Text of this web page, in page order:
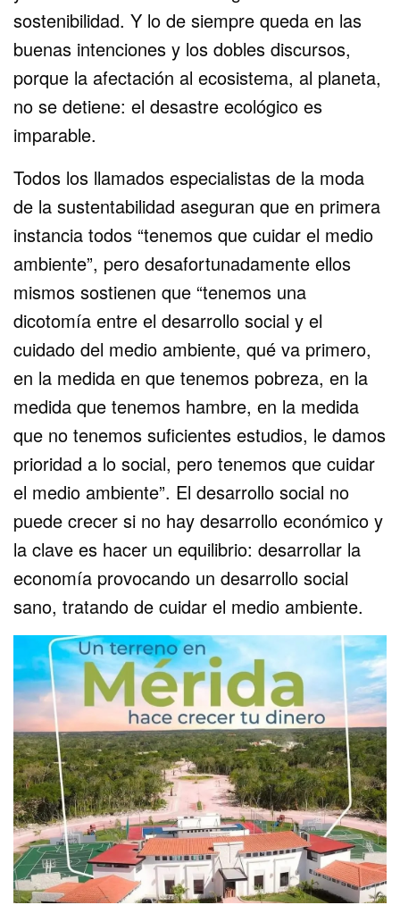
sostenibilidad. Y lo de siempre queda en las
buenas intenciones y los dobles discursos,
porque la afectación al ecosistema, al planeta,
no se detiene: el desastre ecológico es
imparable.
Todos los llamados especialistas de la moda
de la sustentabilidad aseguran que en primera
instancia todos “tenemos que cuidar el medio
ambiente”, pero desafortunadamente ellos
mismos sostienen que “tenemos una
dicotomía entre el desarrollo social y el
cuidado del medio ambiente, qué va primero,
en la medida en que tenemos pobreza, en la
medida que tenemos hambre, en la medida
que no tenemos suficientes estudios, le damos
prioridad a lo social, pero tenemos que cuidar
el medio ambiente”. El desarrollo social no
puede crecer si no hay desarrollo económico y
la clave es hacer un equilibrio: desarrollar la
economía provocando un desarrollo social
sano, tratando de cuidar el medio ambiente.